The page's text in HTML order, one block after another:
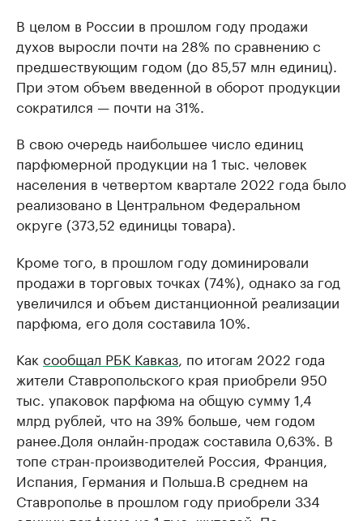
В целом в России в прошлом году продажи
духов выросли почти на 28% по сравнению с
предшествующим годом (до 85,57 млн единиц).
При этом объем введенной в оборот продукции
сократился — почти на 31%.
В свою очередь наибольшее число единиц
парфюмерной продукции на 1 тыс. человек
населения в четвертом квартале 2022 года было
реализовано в Центральном Федеральном
округе (373,52 единицы товара).
Кроме того, в прошлом году доминировали
продажи в торговых точках (74%), однако за год
увеличился и объем дистанционной реализации
парфюма, его доля составила 10%.
Как сообщал РБК Кавказ, по итогам 2022 года
жители Ставропольского края приобрели 950
тыс. упаковок парфюма на общую сумму 1,4
млрд рублей, что на 39% больше, чем годом
ранее.Доля онлайн-продаж составила 0,63%. В
топе стран-производителей Россия, Франция,
Испания, Германия и Польша.В среднем на
Ставрополье в прошлом году приобрели 334